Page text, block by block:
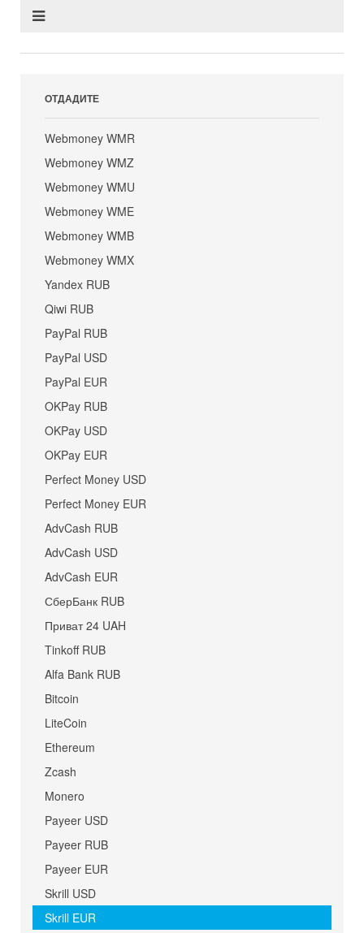
ОТДАДИТЕ
Webmoney WMR
Webmoney WMZ
Webmoney WMU
Webmoney WME
Webmoney WMB
Webmoney WMX
Yandex RUB
Qiwi RUB
PayPal RUB
PayPal USD
PayPal EUR
OKPay RUB
OKPay USD
OKPay EUR
Perfect Money USD
Perfect Money EUR
AdvCash RUB
AdvCash USD
AdvCash EUR
СберБанк RUB
Приват 24 UAH
Tinkoff RUB
Alfa Bank RUB
Bitcoin
LiteCoin
Ethereum
Zcash
Monero
Payeer USD
Payeer RUB
Payeer EUR
Skrill USD
Skrill EUR